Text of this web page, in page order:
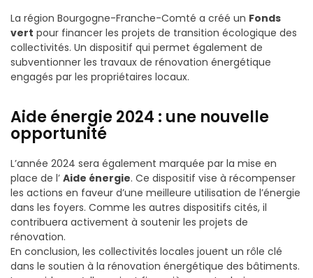
La région Bourgogne-Franche-Comté a créé un Fonds
vert pour financer les projets de transition écologique des
collectivités. Un dispositif qui permet également de
subventionner les travaux de rénovation énergétique
engagés par les propriétaires locaux.
Aide énergie 2024 : une nouvelle
opportunité
L’année 2024 sera également marquée par la mise en
place de l’ Aide énergie. Ce dispositif vise à récompenser
les actions en faveur d’une meilleure utilisation de l’énergie
dans les foyers. Comme les autres dispositifs cités, il
contribuera activement à soutenir les projets de
rénovation.
En conclusion, les collectivités locales jouent un rôle clé
dans le soutien à la rénovation énergétique des bâtiments.